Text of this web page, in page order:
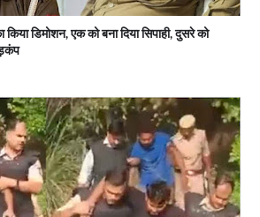
डिमोशन, एक को बना दिया सिपाही, दुसरे को